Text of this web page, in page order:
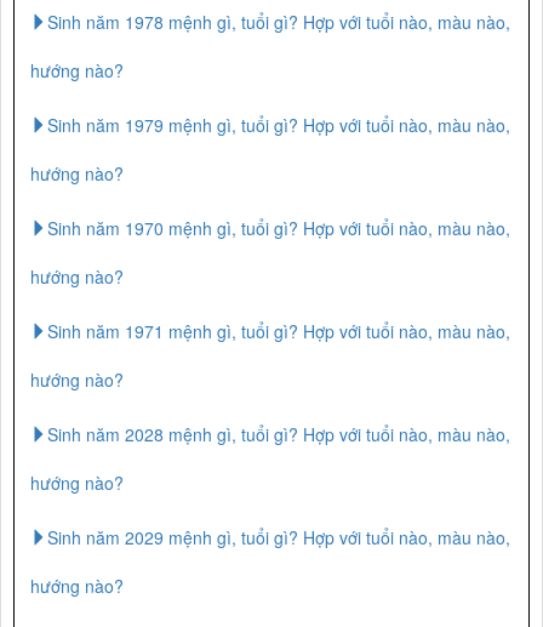
Sinh năm 1978 mệnh gì, tuổi gì? Hợp với tuổi nào, màu nào,
hướng nào?
Sinh năm 1979 mệnh gì, tuổi gì? Hợp với tuổi nào, màu nào,
hướng nào?
Sinh năm 1970 mệnh gì, tuổi gì? Hợp với tuổi nào, màu nào,
hướng nào?
Sinh năm 1971 mệnh gì, tuổi gì? Hợp với tuổi nào, màu nào,
hướng nào?
Sinh năm 2028 mệnh gì, tuổi gì? Hợp với tuổi nào, màu nào,
hướng nào?
Sinh năm 2029 mệnh gì, tuổi gì? Hợp với tuổi nào, màu nào,
hướng nào?